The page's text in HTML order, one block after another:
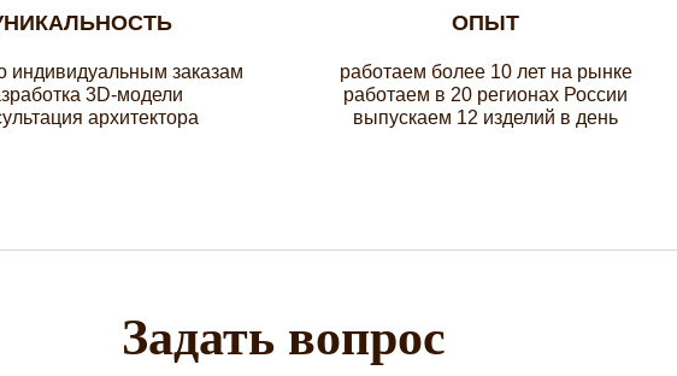
индивидуальным заказам
3D-модели
архитектора
ОПЫТ
работаем более 10 лет на рынке
работаем в 20 регионах России
выпускаем 12 изделий в день
Задать вопрос